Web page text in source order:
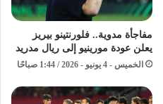
مفاجأة مدوية.. فلورنتينو بيريز
يعلن عودة مورينيو إلى ريال مدريد
الخميس - 4 يونيو - 2026 / 1:44 صباحًا